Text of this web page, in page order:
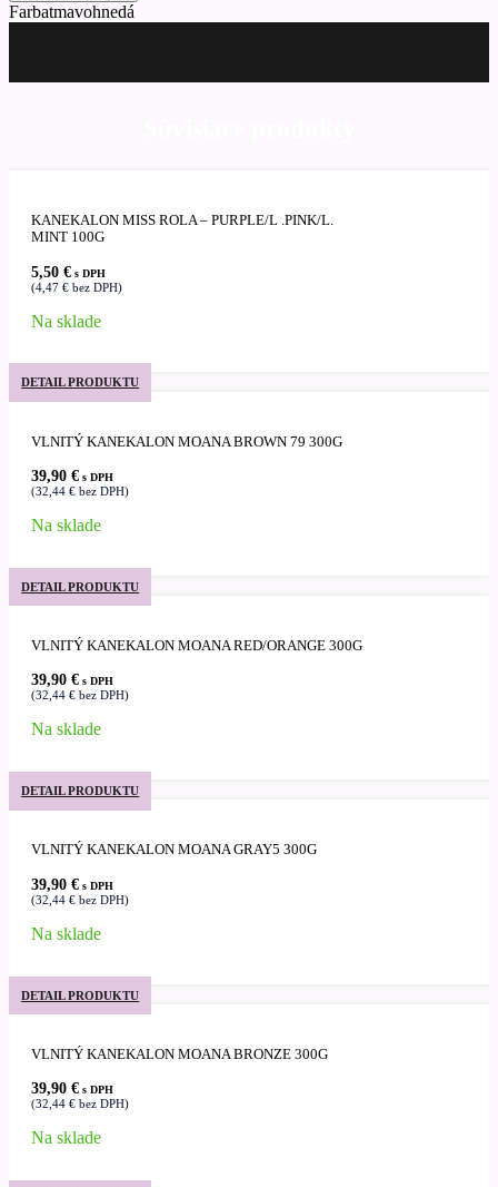
Farbatmavohnedá
KANEKALON MISS ROLA – PURPLE/L .PINK/L.
MINT 100G
5,50 € s DPH
(4,47 € bez DPH)
Na sklade
DETAIL PRODUKTU
VLNITÝ KANEKALON MOANA BROWN 79 300G
39,90 € s DPH
(32,44 € bez DPH)
Na sklade
DETAIL PRODUKTU
VLNITÝ KANEKALON MOANA RED/ORANGE 300G
39,90 € s DPH
(32,44 € bez DPH)
Na sklade
DETAIL PRODUKTU
VLNITÝ KANEKALON MOANA GRAY5 300G
39,90 € s DPH
(32,44 € bez DPH)
Na sklade
DETAIL PRODUKTU
VLNITÝ KANEKALON MOANA BRONZE 300G
39,90 € s DPH
(32,44 € bez DPH)
Na sklade